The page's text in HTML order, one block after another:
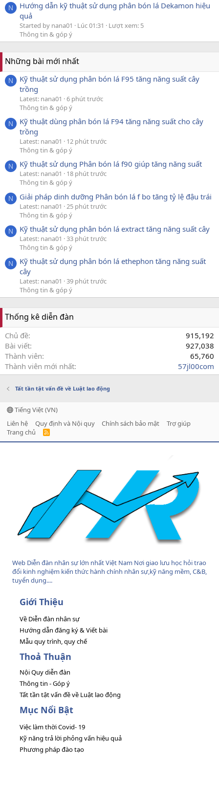
N
Hướng dẫn kỹ thuật sử dụng phân bón lá Dekamon hiệu
quả
Started by nana01 Lúc 01:31
Lượt xem: 5
Thông tin & góp ý
Những bài mới nhất
N
Kỹ thuật sử dụng phân bón lá F95 tăng năng suất cây
trồng
Latest: nana01
6 phút trước
Thông tin & góp ý
N
Kỹ thuật dùng phân bón lá F94 tăng năng suất cho cây
trồng
Latest: nana01
12 phút trước
Thông tin & góp ý
N Kỹ thuật sử dụng Phân bón lá f90 giúp tăng năng suất
Latest: nana01
18 phút trước
Thông tin & góp ý
N Giải pháp dinh dưỡng Phân bón lá f bo tăng tỷ lệ đậu trái
Latest: nana01
25 phút trước
Thông tin & góp ý
N Kỹ thuật sử dụng phân bón lá extract tăng năng suất cây
Latest: nana01
33 phút trước
Thông tin & góp ý
N
Kỹ thuật sử dụng phân bón lá ethephon tăng năng suất
cây
Latest: nana01
39 phút trước
Thông tin & góp ý
Thống kê diễn đàn
Chủ đề
915,192
Bài viết
927,038
Thành viên
65,760
Thành viên mới nhất
57jl00com
Tất tần tật vấn đề về Luật lao động
Tiếng Việt (VN)
Liên hệ
Quy định và Nội quy Chính sách bảo mật
Trợ giúp
Trang chủ
R
Web Diễn đàn nhân sự lớn nhất Việt Nam Nơi giao lưu học hỏi trao
đổi kinh nghiệm kiến thức hành chính nhân sự,kỹ năng mềm, C&B,
tuyển dụng....
Giới Thiệu
Về Diễn đàn nhân sự
Hướng dẫn đăng ký & Viết bài
Mẫu quy trình, quy chế
Thoả Thuận
Nội Quy diễn đàn
Thông tin - Góp ý
Tất tần tật vấn đề về Luật lao động
Mục Nổi Bật
Việc làm thời Covid- 19
Kỹ năng trả lời phỏng vấn hiệu quả
Phương pháp đào tạo